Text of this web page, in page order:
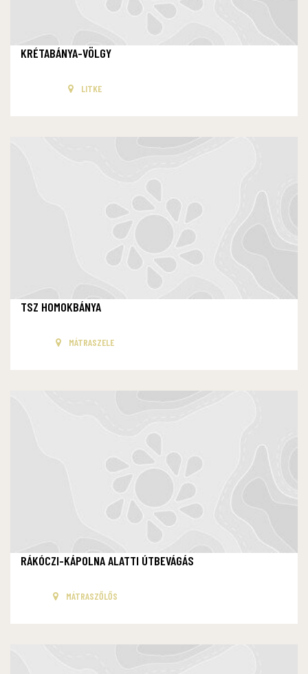
KRÉTABÁNYA-VÖLGY
LITKE
TSZ HOMOKBÁNYA
MÁTRASZELE
RÁKÓCZI-KÁPOLNA ALATTI ÚTBEVÁGÁS
MÁTRASZŐLŐS